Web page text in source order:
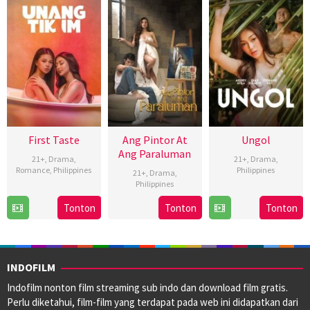
First Taste
21+, Drama,
Romance, Philippines
7
Aug
2024
Roman
Perez
Jr.
Tonton
Ang Pintor At
Ang Paraluman
21+, Drama,
Philippines
Aug
Marc
Misa
Tonton
Ungol
21+, Drama,
Philippines
8
Nov
2024
Bobby
Bonifacio
Tonton
INDOFILM
Indofilm nonton film streaming sub indo dan download film gratis.
Perlu diketahui, film-film yang terdapat pada web ini didapatkan dari